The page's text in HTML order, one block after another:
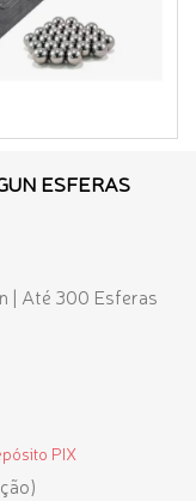
ESFERAS
| Até 300 Esferas
PIX